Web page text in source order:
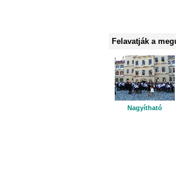
Felavatják a
Nagyítható